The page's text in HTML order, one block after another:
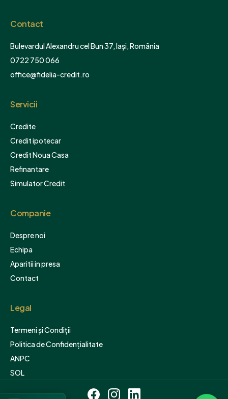
Contact
Bulevardul Alexandru cel Bun 37, Iași, România
0722 750 066
office@fidelia-credit.ro
Servicii
Credite
Credit ipotecar
Credit Noua Casa
Refinantare
Simulator Credit
Companie
Despre noi
Echipa
Aparitii in presa
Contact
Legal
Termeni și Condiții
Politica de Confidențialitate
ANPC
SOL